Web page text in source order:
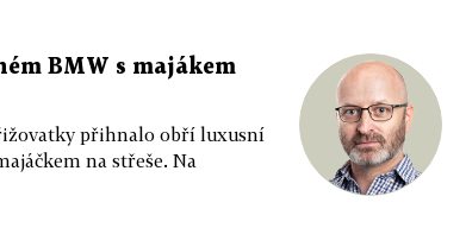
BMW s majákem
přihnalo obří luxusní
na střeše. Na